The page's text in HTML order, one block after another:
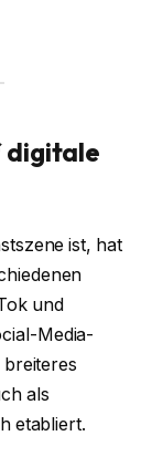
digitale
ist, hat
und
Media-
als
etabliert.